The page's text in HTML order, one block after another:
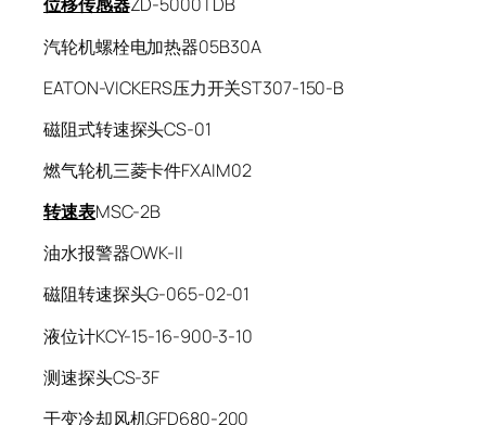
汽轮机螺栓电加热器05B30A
EATON-VICKERS压力开关ST307-150-B
磁阻式转速探头CS-01
燃气轮机三菱卡件FXAIM02
转速表MSC-2B
油水报警器OWK-II
磁阻转速探头G-065-02-01
液位计KCY-15-16-900-3-10
测速探头CS-3F
干变冷却风机GFD680-200